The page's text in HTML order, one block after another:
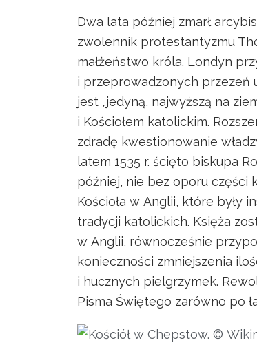
Dwa lata później zmarł
zwolennik protestantyzmu
małżeństwo króla. Londyn
i przeprowadzonych przezeń
jest „jedyną, najwyższą na
i Kościołem katolickim.
zdradę kwestionowanie
latem 1535 r. ścięto biskupa
później, nie bez oporu części
Kościoła w Anglii, które były
tradycji katolickich. Księża
w Anglii, równocześnie
konieczności zmniejszenia
i hucznych pielgrzymek.
Pisma Świętego zarówno po